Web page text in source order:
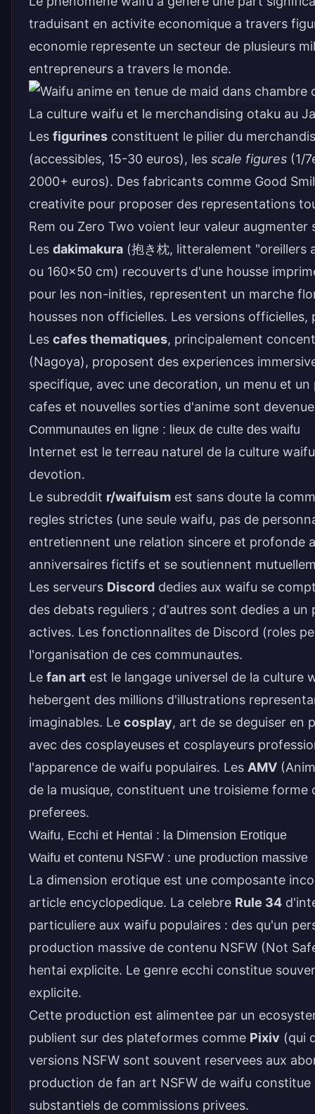
traduisant en activite economique a travers
economie represente un secteur de plusieurs
entrepreneurs a travers le monde.
La culture waifu et le merchandising otaku au
Les figurines constituent le pilier du
(accessibles, 15-30 euros), les scale figures (1/
2000+ euros). Des fabricants comme Good
creativite pour proposer des representations
Rem ou Zero Two voient leur valeur
Les dakimakura (抱き枕, litteralement
ou 160x50 cm) recouverts d'une housse
pour les non-inities, representent un marche
housses non officielles. Les versions
Les cafes thematiques, principalement
(Nagoya), proposent des experiences
specifique, avec une decoration, un menu et
cafes et nouvelles sorties d'anime sont
Communautes en ligne : lieux de culte des waifu
Internet est le terreau naturel de la culture
devotion.
Le subreddit r/waifuism est sans doute la
regles strictes (une seule waifu, pas de
entretiennent une relation sincere et profonde
anniversaires fictifs et se soutiennent
Les serveurs Discord dedies aux waifu se
des debats reguliers ; d'autres sont dedies a
actives. Les fonctionnalites de Discord (roles
l'organisation de ces communautes.
Le fan art est le langage universel de la
hebergent des millions d'illustrations
imaginables. Le cosplay, art de se deguiser en
avec des cosplayeuses et cosplayeurs
l'apparence de waifu populaires. Les AMV
de la musique, constituent une troisieme
preferees.
Waifu, Ecchi et Hentai : la Dimension Erotique
Waifu et contenu NSFW : une production massive
La dimension erotique est une composante
article encyclopedique. La celebre Rule 34
particuliere aux waifu populaires : des qu'un
production massive de contenu NSFW (Not
hentai explicite. Le genre ecchi constitue
explicite.
Cette production est alimentee par un
publient sur des plateformes comme Pixiv (qui
versions NSFW sont souvent reservees aux
production de fan art NSFW de waifu
substantiels de commissions privees.